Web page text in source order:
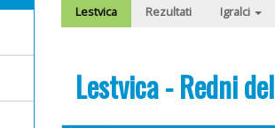
Lestvica Rezultati Igralci
Lestvica - Redni del